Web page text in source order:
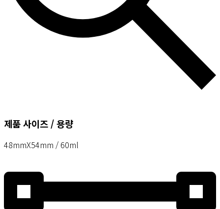
제품 사이즈 / 용량
48mmX54mm / 60ml